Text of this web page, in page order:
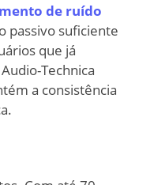
de ruído
passivo suficiente
que já
Technica
a consistência